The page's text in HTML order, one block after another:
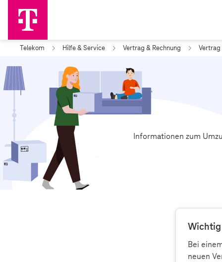
Telekom Hilfe & Service Vertrag & Rechnung Vertrag
Informationen zum
Wichtig
Bei
neuen